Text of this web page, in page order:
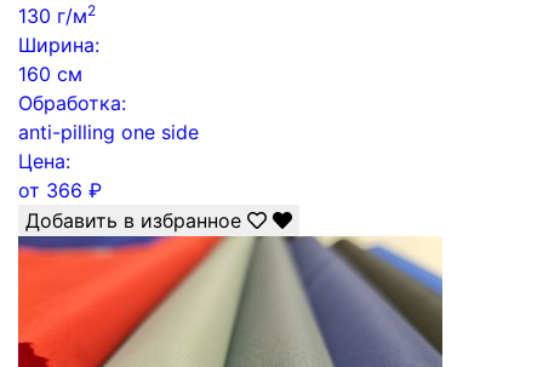
130 г/м2
Ширина:
160 см
Обработка:
anti-pilling one side
Цена:
от 366 ₽
Добавить в избранное